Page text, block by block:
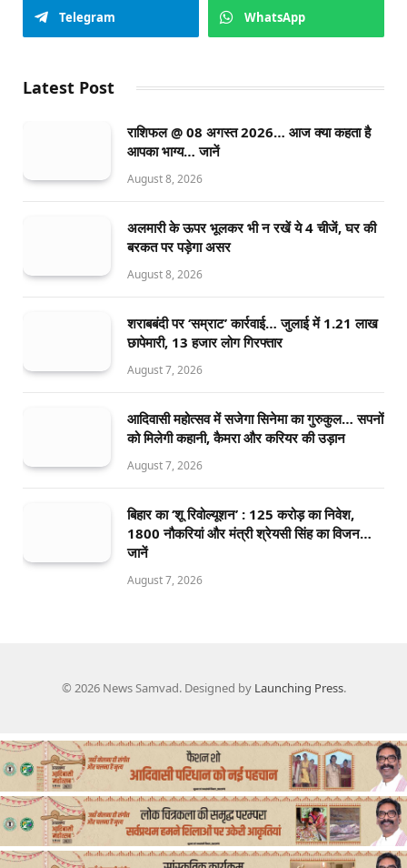
Telegram WhatsApp
Latest Post
राशिफल @ 08 अगस्त 2026… आज क्या कहता है
आपका भाग्य… जानें
August 8, 2026
अलमारी के ऊपर भूलकर भी न रखें ये 4 चीजें, घर की
बरकत पर पड़ेगा असर
August 8, 2026
शराबबंदी पर ‘सम्राट’ कार्रवाई… जुलाई में 1.21 लाख
छापेमारी, 13 हजार लोग गिरफ्तार
August 7, 2026
आदिवासी महोत्सव में सजेगा सिनेमा का गुरुकुल… सपनों
को मिलेगी कहानी, कैमरा और करियर की उड़ान
August 7, 2026
बिहार का ‘शू रिवोल्यूशन’ : 125 करोड़ का निवेश,
1800 नौकरियां और मंत्री श्रेयसी सिंह का विजन…
जानें
August 7, 2026
© 2026 News Samvad. Designed by Launching Press.